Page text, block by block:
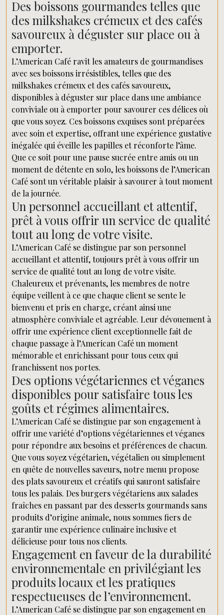
Des boissons gourmandes telles que
des milkshakes crémeux et des cafés
savoureux à déguster sur place ou à
emporter.
L’American Café ravit les amateurs de gourmandises
avec ses boissons irrésistibles, telles que des
milkshakes crémeux et des cafés savoureux,
disponibles à déguster sur place dans une ambiance
conviviale ou à emporter pour savourer ces délices où
que vous soyez. Ces boissons exquises sont préparées
avec soin et expertise, offrant une expérience gustative
inégalée qui éveille les papilles et réconforte l’âme.
Que ce soit pour une pause sucrée entre amis ou un
moment de détente en solo, les boissons de l’American
Café sont un véritable plaisir à savourer à tout moment
de la journée.
Un personnel accueillant et attentif,
prêt à vous offrir un service de qualité
tout au long de votre visite.
L’American Café se distingue par son personnel
accueillant et attentif, toujours prêt à vous offrir un
service de qualité tout au long de votre visite.
Chaleureux et prévenants, les membres de notre
équipe veillent à ce que chaque client se sente le
bienvenu et pris en charge, créant ainsi une
atmosphère conviviale et agréable. Leur dévouement à
offrir une expérience client exceptionnelle fait de
chaque passage à l’American Café un moment
mémorable et enrichissant pour tous ceux qui
franchissent nos portes.
Des options végétariennes et véganes
disponibles pour satisfaire tous les
goûts et régimes alimentaires.
L’American Café se distingue par son engagement à
offrir une variété d’options végétariennes et véganes
pour répondre aux besoins et préférences de chacun.
Que vous soyez végétarien, végétalien ou simplement
en quête de nouvelles saveurs, notre menu propose
des plats savoureux et créatifs qui sauront satisfaire
tous les palais. Des burgers végétariens aux salades
fraîches en passant par des desserts gourmands sans
produits d’origine animale, nous sommes fiers de
garantir une expérience culinaire inclusive et
délicieuse pour tous nos clients.
Engagement en faveur de la durabilité
environnementale en privilégiant les
produits locaux et les pratiques
respectueuses de l’environnement.
L’American Café se distingue par son engagement en